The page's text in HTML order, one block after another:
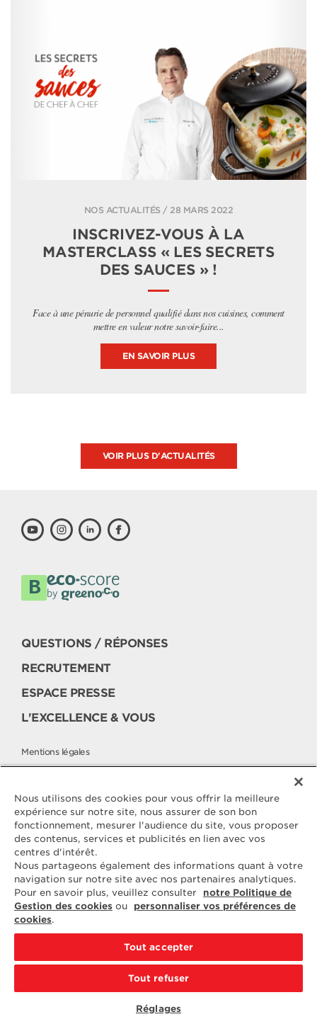
NOS ACTUALITÉS / 28 MARS 2022
INSCRIVEZ-VOUS À LA
MASTERCLASS « LES SECRETS
DES SAUCES » !
Face à une pénurie de personnel qualifié dans nos cuisines, comment
mettre en valeur notre savoir-faire...
EN SAVOIR PLUS
VOIR PLUS D'ACTUALITÉS
QUESTIONS / RÉPONSES
RECRUTEMENT
ESPACE PRESSE
L'EXCELLENCE & VOUS
Mentions légales
Politique de protection des données
Contactez
ELLE & VIRE
Pour toute question ou demande
d'information complémentaire,
nous sommes à votre disposition
ELVIR
50890 CONDÉ-SUR-VIRE
CONTACTEZ-NOUS
Nous utilisons des cookies pour vous offrir la meilleure
expérience sur notre site, nous assurer de son bon
fonctionnement, mesurer l'audience du site, vous proposer
des contenus, services et publicités en lien avec vos
centres d'intérêt.
Nous partageons également des informations quant à votre
navigation sur notre site avec nos partenaires analytiques.
Pour en savoir plus, veuillez consulter
notre Politique de
Gestion des cookies ou
personnaliser vos préférences de
cookies.
Tout accepter
Tout refuser
Réglages